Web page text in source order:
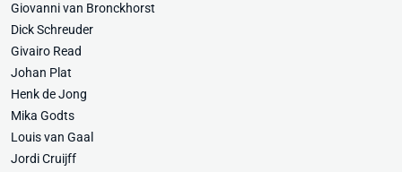
Giovanni van Bronckhorst
Dick Schreuder
Givairo Read
Johan Plat
Henk de Jong
Mika Godts
Louis van Gaal
Jordi Cruijff